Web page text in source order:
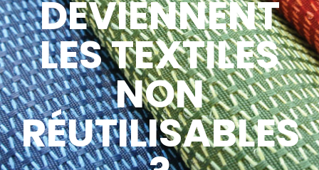
DEVIENNENT
LES TEXTILES
NON
RÉUTILISABLES